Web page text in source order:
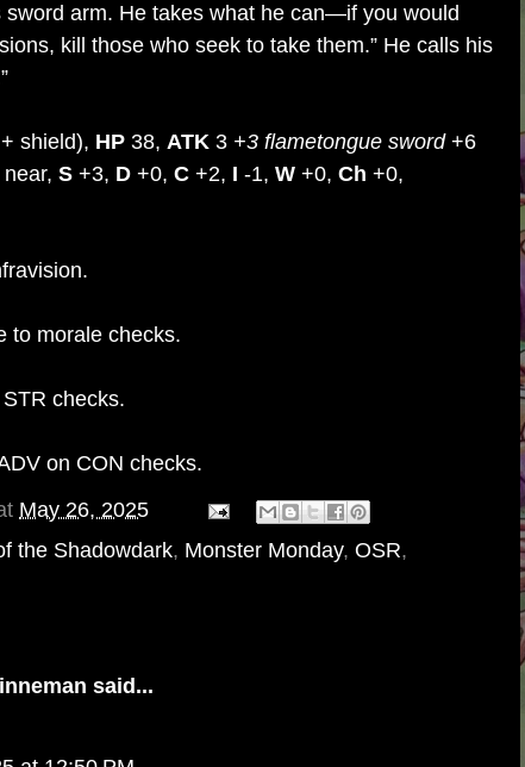
sword arm. He takes what he can—if you would
kill those who seek to take them.” He calls his
shield), HP 38, ATK 3 +3 flametongue sword+6
near, S +3, D +0, C +2, I -1, W +0, Ch +0,
to morale checks.
checks.
on CON checks.
May 26, 2025
the Shadowdark, Monster Monday, OSR,
said...